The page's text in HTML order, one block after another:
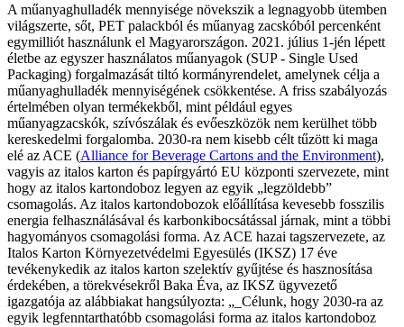
A műanyaghulladék mennyisége növekszik a legnagyobb ütemben
világszerte, sőt, PET palackból és műanyag zacskóból percenként
egymilliót használunk el Magyarországon. 2021. július 1-jén lépett
életbe az egyszer használatos műanyagok (SUP - Single Used
Packaging) forgalmazását tiltó kormányrendelet, amelynek célja a
műanyaghulladék mennyiségének csökkentése. A friss szabályozás
értelmében olyan termékekből, mint például egyes
műanyagzacskók, szívószálak és evőeszközök nem kerülhet több
kereskedelmi forgalomba. 2030-ra nem kisebb célt tűzött ki maga
elé az ACE (Alliance for Beverage Cartons and the Environment),
vagyis az italos karton és papírgyártó EU központi szervezete, mint
hogy az italos kartondoboz legyen az egyik „legzöldebb”
csomagolás. Az italos kartondobozok előállítása kevesebb fosszilis
energia felhasználásával és karbonkibocsátással járnak, mint a többi
hagyományos csomagolási forma. Az ACE hazai tagszervezete, az
Italos Karton Környezetvédelmi Egyesülés (IKSZ) 17 éve
tevékenykedik az italos karton szelektív gyűjtése és hasznosítása
érdekében, a törekvésekről Baka Éva, az IKSZ ügyvezető
igazgatója az alábbiakat hangsúlyozta: „_Célunk, hogy 2030-ra az
egyik legfenntarthatóbb csomagolási forma az italos kartondoboz